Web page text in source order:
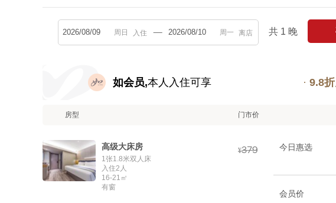
入住 离店 共 1 晚
如会员,本人入住可享 · 9.8折
房型 门市价
高级大床房
1张1.8米双人床
入住2人
16-21㎡
有窗
¥ 今日惠选
会员价